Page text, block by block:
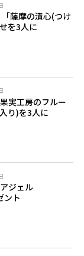
「薩摩の漬心(つけ
を3人に
実工房のフルー
り)を3人に
ジェル
ント